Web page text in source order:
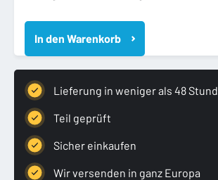
A3
8Y
2020-
MODUŁ
STEROWNIK
USŁUG
ONLINE
Menge
In den Warenkorb
Lieferung in weniger als 48
Teil geprüft
Sicher einkaufen
Wir versenden in ganz Europa